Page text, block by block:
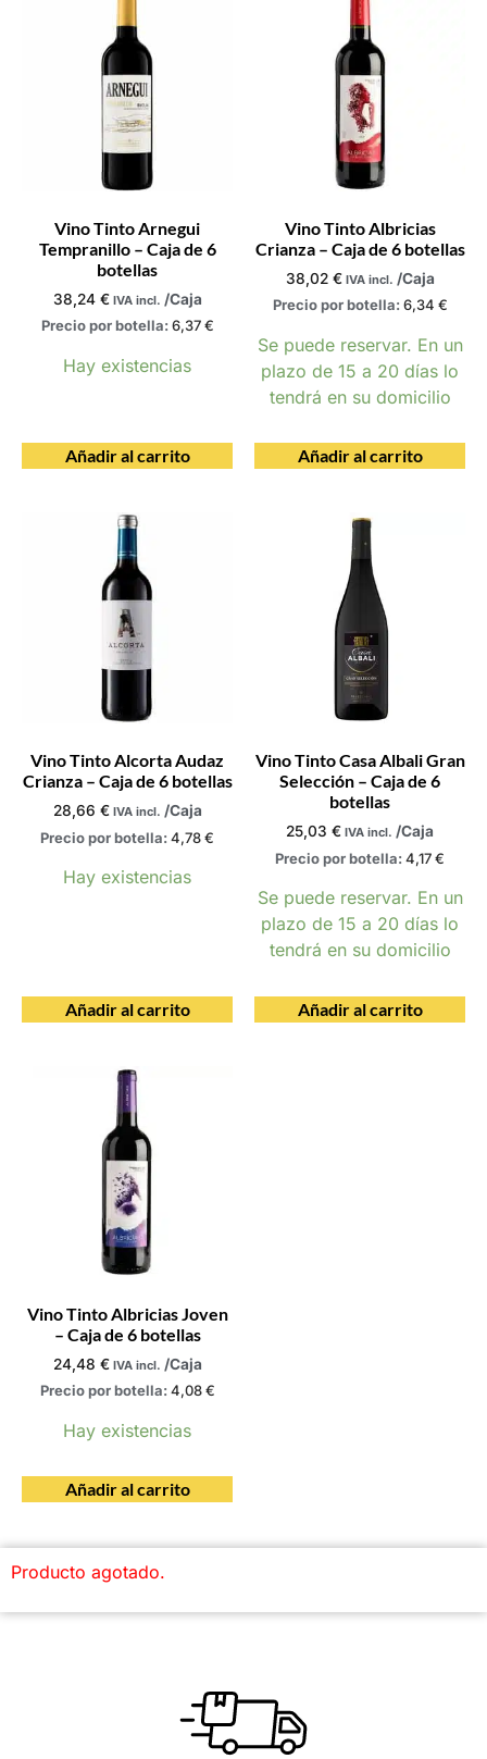
Vino Tinto Arnegui
Tempranillo – Caja de 6
botellas
38,24 € IVA incl. /Caja
Precio por botella: 6,37€
Hay existencias
Añadir al carrito
Vino Tinto Albricias
Crianza – Caja de 6 botellas
38,02 € IVA incl. /Caja
Precio por botella: 6,34 €
Se puede reservar. En un
plazo de 15 a 20 días lo
tendrá en su domicilio
Añadir al carrito
Vino Tinto Alcorta Audaz
Crianza – Caja de 6 botellas
28,66 € IVA incl. /Caja
Precio por botella: 4,78€
Hay existencias
Añadir al carrito
Vino Tinto Casa Albali Gran
Selección – Caja de 6
botellas
25,03 € IVA incl. /Caja
Precio por botella: 4,17€
Se puede reservar. En un
plazo de 15 a 20 días lo
tendrá en su domicilio
Añadir al carrito
Vino Tinto Albricias Joven
– Caja de 6 botellas
24,48 € IVA incl. /Caja
Precio por botella: 4,08€
Hay existencias
Añadir al carrito
Producto agotado.